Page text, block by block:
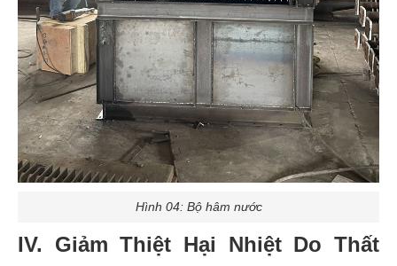
Hình 04: Bộ hâm nước
IV. Giảm Thiệt Hại Nhiệt Do Thất